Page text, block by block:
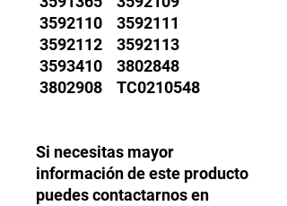
3592110 3592111
3592112 3592113
3593410 3802848
3802908 TC0210548
Si necesitas mayor
información de este producto
puedes contactarnos en